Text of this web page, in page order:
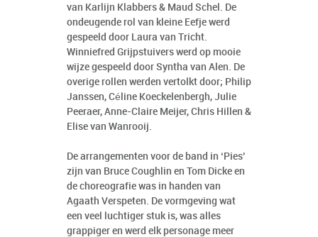
van Karlijn Klabbers & Maud Schel. De
ondeugende rol van kleine Eefje werd
gespeeld door Laura van Tricht.
Winniefred Grijpstuivers werd op mooie
wijze gespeeld door Syntha van Alen. De
overige rollen werden vertolkt door; Philip
Janssen, Céline Koeckelenbergh, Julie
Peeraer, Anne-Claire Meijer, Chris Hillen &
Elise van Wanrooij.
De arrangementen voor de band in ‘Pies’
zijn van Bruce Coughlin en Tom Dicke en
de choreografie was in handen van
Agaath Verspeten. De vormgeving wat
een veel luchtiger stuk is, was alles
grappiger en werd elk personage meer